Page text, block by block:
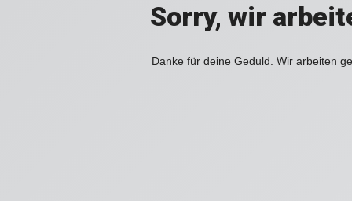
Sorry, wir
Danke für deine Geduld. Wir arbeiten